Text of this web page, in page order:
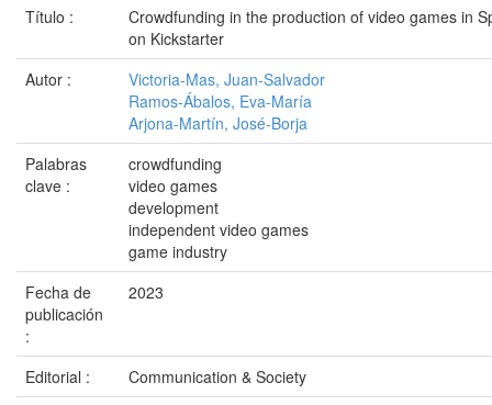
Título :
Crowdfunding in the production of video games in
on Kickstarter
Autor :
Victoria-Mas, Juan-Salvador
Ramos-Ábalos, Eva-María
Arjona-Martín, José-Borja
Palabras
clave :
crowdfunding
video games
development
independent video games
game industry
Fecha de
publicación
:
2023
Editorial :
Communication & Society